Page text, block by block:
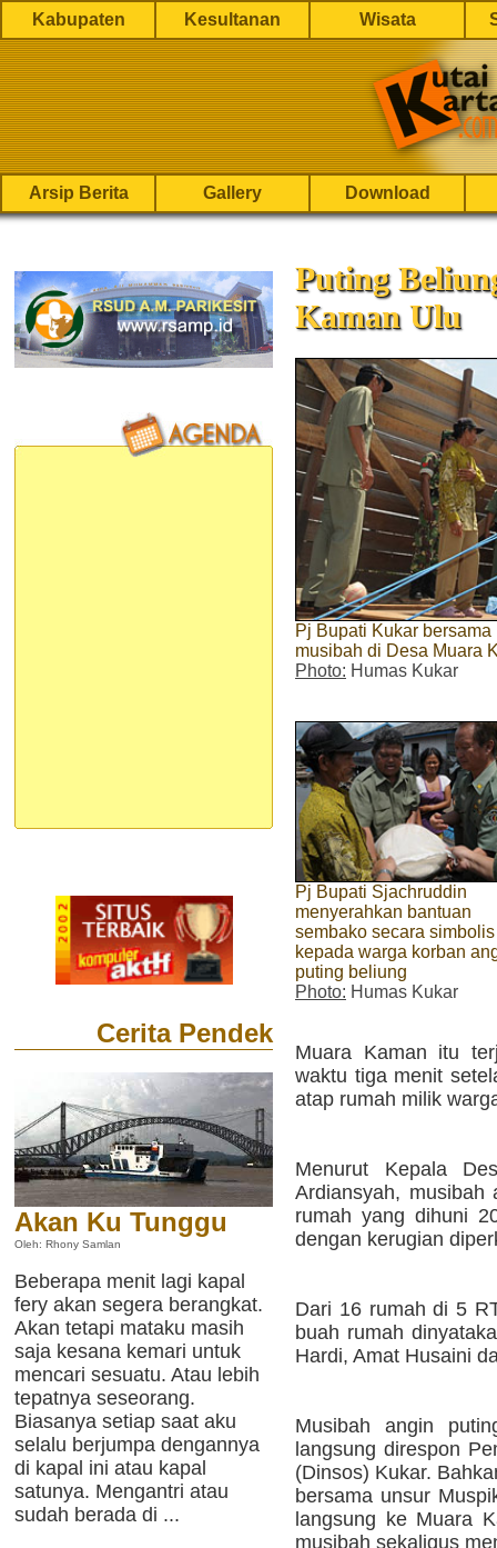
Kabupaten Kesultanan Wisata
Arsip Berita Gallery Download
Cerita Pendek
Akan Ku Tunggu
Oleh: Rhony Samlan
Beberapa menit lagi kapal
fery akan segera berangkat.
Akan tetapi mataku masih
saja kesana kemari untuk
mencari sesuatu. Atau lebih
tepatnya seseorang.
Biasanya setiap saat aku
selalu berjumpa dengannya
di kapal ini atau kapal
satunya. Mengantri atau
sudah berada di ...
Puting
Kaman Ulu
Pj Bupati Kukar
musibah di Desa Muara
Photo: Humas Kukar
Pj Bupati Sjachruddin
menyerahkan bantuan
sembako secara simbolis
kepada warga korban
puting beliung
Photo: Humas Kukar
Muara Kaman itu
waktu tiga menit
atap rumah milik
Menurut Kepala
Ardiansyah, musibah
rumah yang dihuni
dengan kerugian
Dari 16 rumah di 5
buah rumah
Hardi, Amat Husaini
Musibah angin
langsung direspon
(Dinsos) Kukar.
bersama unsur
langsung ke Muara
musibah sekaligus